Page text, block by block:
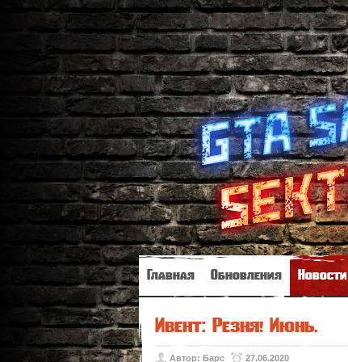
Главная Обновления Новости
Ивент: Резня! Июнь.
Автор: Барс 27.06.2020